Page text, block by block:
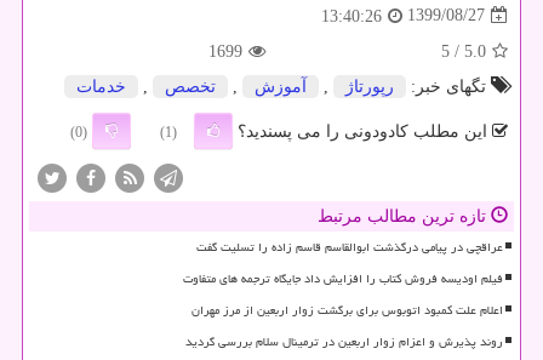
1399/08/27
13:40:26
5.0
/ 5
1699
تگهای خبر:
رپورتاژ , آموزش , تخصص , خدمات
این مطلب کادودونی را می پسندید؟ (1)
(0)
تازه ترین مطالب مرتبط
عراقچی در پیامی درگذشت ابوالقاسم قاسم زاده را تسلیت گفت
فیلم اودیسه فروش کتاب را افزایش داد جایگاه ترجمه های متفاوت
اعلام علت کمبود اتوبوس برای برگشت زوار اربعین از مرز مهران
روند پذیرش و اعزام زوار اربعین در ترمینال سلام بررسی گردید